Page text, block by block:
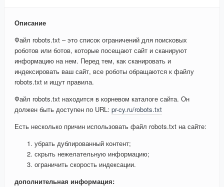
Описание
Файл robots.txt – это список ограничений для поисковых
роботов или ботов, которые посещают сайт и сканируют
информацию на нем. Перед тем, как сканировать и
индексировать ваш сайт, все роботы обращаются к файлу
robots.txt и ищут правила.
Файл robots.txt находится в корневом каталоге сайта. Он
должен быть доступен по URL: pr-cy.ru/robots.txt
Есть несколько причин использовать файл robots.txt на сайте:
убрать дублированный контент;
скрыть нежелательную информацию;
ограничить скорость индексации.
дополнительная информация: